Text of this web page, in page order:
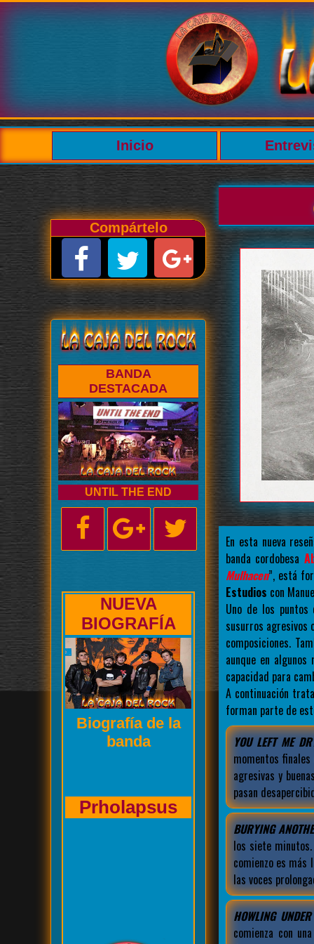
Inicio
BANDA
DESTACADA
UNTIL THE END
NUEVA
ENTREVISTA
Entrevista de La
Caja del Rock a
Kasuales
Compártelo
En esta nueva
banda cordobesa
Mulhacen”, está
Estudios con
Uno de los
susurros agresivos
composiciones.
aunque en
capacidad para
A continuación
forman parte de
YOU LEFT ME
momentos
agresivas y
pasan
BURYING
los siete
comienzo es más
las voces
HOWLING
comienza con